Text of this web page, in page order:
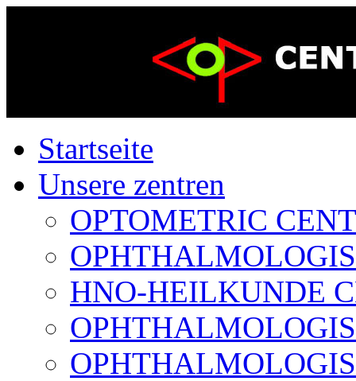
Startseite
Unsere zentren
OPTOMETRIC
HNO-HEILKUNDE